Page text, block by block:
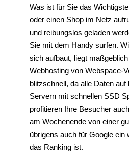
Was ist für Sie das
oder einen Shop im Netz
und reibungslos geladen
Sie mit dem Handy surfen.
sich aufbaut, liegt
Webhosting von Webspace-
blitzschnell, da alle Daten
Servern mit schnellen SSD
profitieren Ihre Besucher
am Wochenende von einer
übrigens auch für Google ein
das Ranking ist.